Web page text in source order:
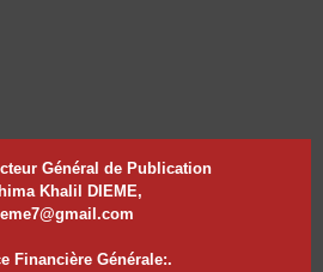
Général de Publication
Khalil DIEME,
Financière Générale:.